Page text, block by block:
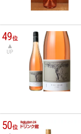
49位
UP
50位